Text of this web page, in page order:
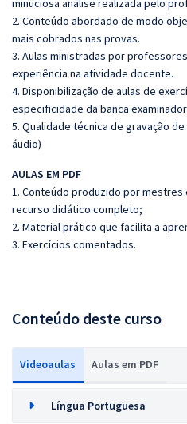
minuciosa análise realizada pelo
2. Conteúdo abordado de modo
mais cobrados nas provas.
3. Aulas ministradas por
experiência na atividade docente.
4. Disponibilização de aulas de
especificidade da banca
5. Qualidade técnica de gravação
áudio)
AULAS EM PDF
1. Conteúdo produzido por
recurso didático completo;
2. Material prático que facilita a
3. Exercícios comentados.
Conteúdo deste curso
Videoaulas Aulas em PDF
Língua Portuguesa